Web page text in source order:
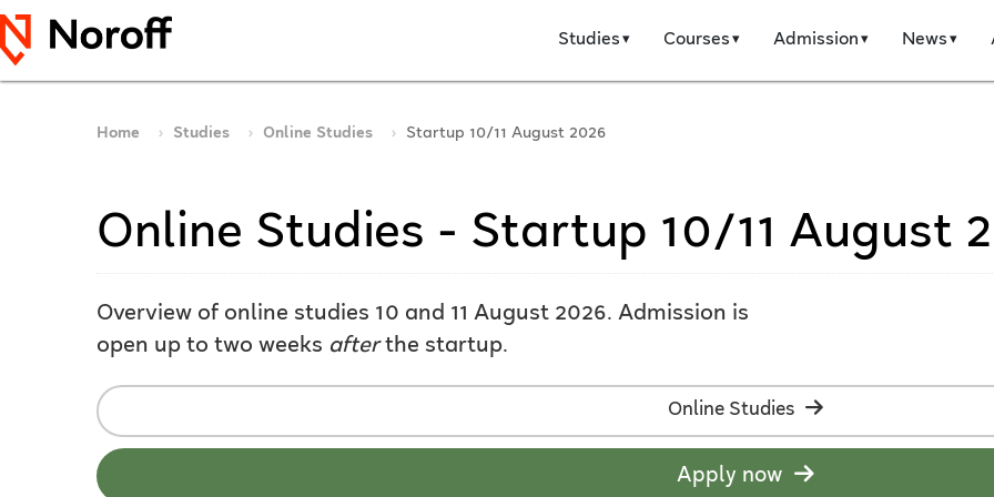
Studies Courses Admission News
Home Studies Online Studies Startup 10/11 August 2026
Online Studies - Startup 10/11 August
Overview of online studies 10 and 11 August 2026. Admission is
open up to two weeks afterthe startup.
Online Studies
Apply now